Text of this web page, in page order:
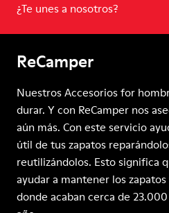
¿Te unes a nosotros?
ReCamper
Nuestros Accesorios for
durar. Y con ReCamper nos
aún más. Con este servicio
útil de tus zapatos
reutilizándolos. Esto significa
ayudar a mantener los
donde acaban cerca de